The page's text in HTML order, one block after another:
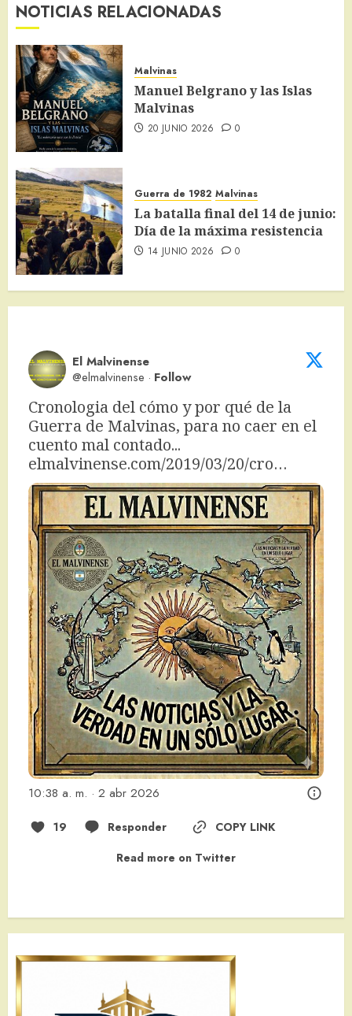
NOTICIAS RELACIONADAS
Malvinas
Manuel Belgrano y las Islas
Malvinas
20 JUNIO 2026 0
Guerra de 1982 Malvinas
La batalla final del 14 de junio:
Día de la máxima resistencia
14 JUNIO 2026 0
El Malvinense
@elmalvinense · Follow
Cronologia del cómo y por qué de la
Guerra de Malvinas, para no caer en el
elmalvinense.com/2019/03/20/cro…
10:38 a. m. · 2 abr 2026
19 Responder
COPY LINK
Read more on Twitter